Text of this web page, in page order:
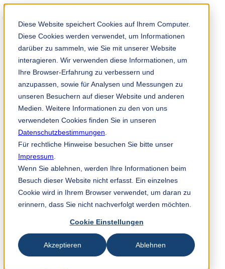
Diese Website speichert Cookies auf Ihrem Computer.
Diese Cookies werden verwendet, um Informationen
darüber zu sammeln, wie Sie mit unserer Website
interagieren. Wir verwenden diese Informationen, um
Ihre Browser-Erfahrung zu verbessern und
anzupassen, sowie für Analysen und Messungen zu
unseren Besuchern auf dieser Website und anderen
Medien. Weitere Informationen zu den von uns
verwendeten Cookies finden Sie in unseren
Datenschutzbestimmungen
Für rechtliche Hinweise besuchen Sie bitte unser
Impressum
Wenn Sie ablehnen, werden Ihre Informationen beim
Besuch dieser Website nicht erfasst. Ein einzelnes
Cookie wird in Ihrem Browser verwendet, um daran zu
erinnern, dass Sie nicht nachverfolgt werden möchten.
Cookie Einstellungen
Akzeptieren Ablehnen
Solution Finder
TKM App
ms
+49 2191 969 325
TKM GmbH
42897 Remscheid
wood@tkmgroup.com
Industri & Produk